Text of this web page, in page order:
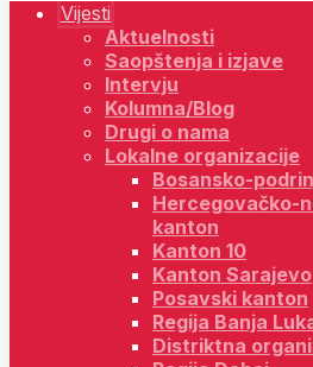
Vijesti
Aktuelnosti
Saopštenja i izjave
Intervju
Kolumna/Blog
Drugi o nama
Lokalne organizacije
Bosansko-
Hercegovačko-
kanton
Kanton 10
Kanton Sarajevo
Posavski kanton
Regija Banja
Distriktna